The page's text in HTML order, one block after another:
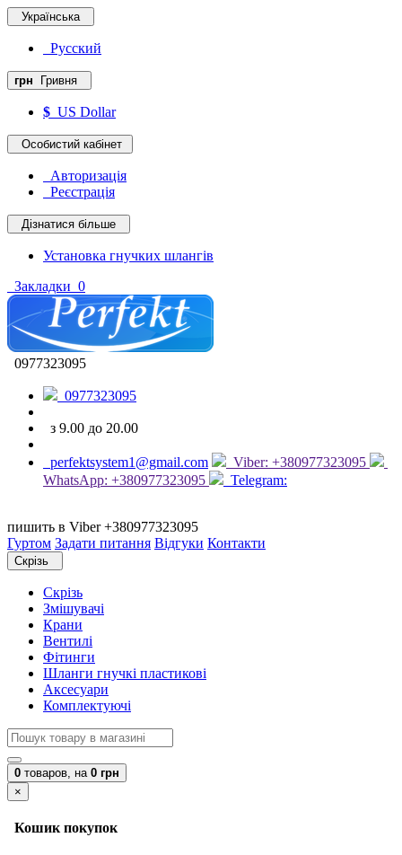
Українська
Русский
грн Гривня
$ US Dollar
Особистий кабінет
Авторизація
Реєстрація
Дізнатися більше
Установка гнучких шлангів
Закладки 0
0977323095
0977323095
з 9.00 до 20.00
perfektsystem1@gmail.com
Viber: +380977323095
WhatsApp: +380977323095
Telegram:
пишить в Viber +380977323095
Гуртом Задати питання Відгуки Контакти
Скрізь
Скрізь
Змішувачі
Крани
Вентилі
Фітинги
Шланги гнучкі пластикові
Аксесуари
Комплектуючі
0 товаров, на 0 грн
×
Кошик покупок